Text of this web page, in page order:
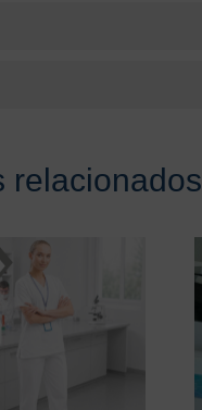
relacionados